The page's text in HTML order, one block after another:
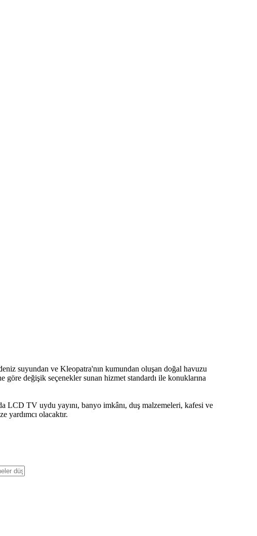
suyundan ve Kleopatra'nın kumundan oluşan doğal havuzu
değişik seçenekler sunan hizmet standardı ile konuklarına
LCD TV uydu yayını, banyo imkânı, duş malzemeleri, kafesi ve
yardımcı olacaktır.